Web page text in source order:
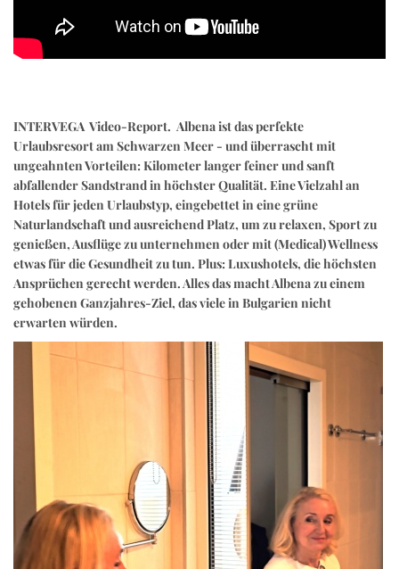
INTERVEGA Video-Report. Albena ist das perfekte
Urlaubsresort am Schwarzen Meer - und überrascht mit
ungeahnten Vorteilen: Kilometer langer feiner und sanft
abfallender Sandstrand in höchster Qualität. Eine Vielzahl an
Hotels für jeden Urlaubstyp, eingebettet in eine grüne
Naturlandschaft und ausreichend Platz, um zu relaxen, Sport zu
genießen, Ausflüge zu unternehmen oder mit (Medical) Wellness
etwas für die Gesundheit zu tun. Plus: Luxushotels, die höchsten
Ansprüchen gerecht werden. Alles das macht Albena zu einem
gehobenen Ganzjahres-Ziel, das viele in Bulgarien nicht
erwarten würden.